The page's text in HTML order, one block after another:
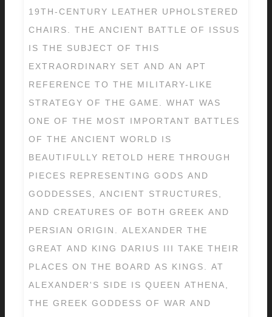
19TH-CENTURY LEATHER UPHOLSTERED
CHAIRS. THE ANCIENT BATTLE OF ISSUS
IS THE SUBJECT OF THIS
EXTRAORDINARY SET AND AN APT
REFERENCE TO THE MILITARY-LIKE
STRATEGY OF THE GAME. WHAT WAS
ONE OF THE MOST IMPORTANT BATTLES
OF THE ANCIENT WORLD IS
BEAUTIFULLY RETOLD HERE THROUGH
PIECES REPRESENTING GODS AND
GODDESSES, ANCIENT STRUCTURES,
AND CREATURES OF BOTH GREEK AND
PERSIAN ORIGIN. ALEXANDER THE
GREAT AND KING DARIUS III TAKE THEIR
PLACES ON THE BOARD AS KINGS. AT
ALEXANDER'S SIDE IS QUEEN ATHENA,
THE GREEK GODDESS OF WAR AND